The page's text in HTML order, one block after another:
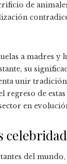
de
a madres
su
unir
regreso de
en
del